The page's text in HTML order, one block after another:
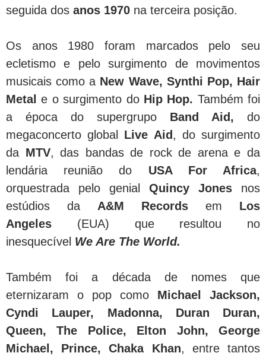
seguida dos anos 1970 na terceira posição.
Os anos 1980 foram marcados pelo seu
ecletismo e pelo surgimento de movimentos
musicais como a New Wave, Synthi Pop, Hair
Metal e o surgimento do Hip Hop. Também foi
a época do supergrupo Band Aid, do
megaconcerto global Live Aid, do surgimento
da MTV, das bandas de rock de arena e da
lendária reunião do USA For Africa,
orquestrada pelo genial Quincy Jones nos
estúdios da A&M Records em Los
Angeles (EUA) que resultou no
inesquecível We Are The World.
Também foi a década de nomes que
eternizaram o pop como Michael Jackson,
Cyndi Lauper, Madonna, Duran Duran,
Queen, The Police, Elton John, George
Michael, Prince, Chaka Khan, entre tantos